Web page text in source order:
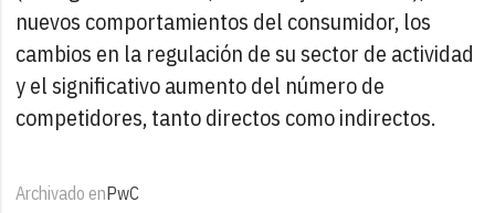
nuevos comportamientos del consumidor, los
cambios en la regulación de su sector de actividad
y el significativo aumento del número de
competidores, tanto directos como indirectos.
Archivado enPwC